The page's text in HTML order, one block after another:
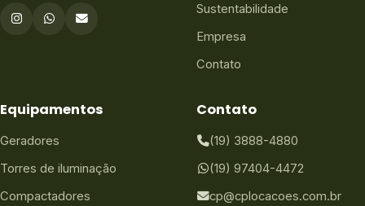
Sustentabilidade
Empresa
Contato
Equipamentos
Geradores
Torres de iluminação
Compactadores
Contato
(19) 3888-4880
(19) 97404-4472
cp@cplocacoes.com.br